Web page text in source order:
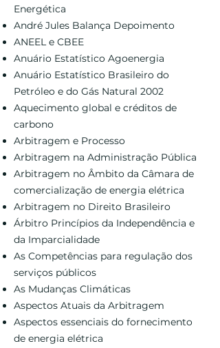
Energética
André Jules Balança Depoimento
ANEEL e CBEE
Anuário Estatístico Agoenergia
Anuário Estatístico Brasileiro do
Petróleo e do Gás Natural 2002
Aquecimento global e créditos de
carbono
Arbitragem e Processo
Arbitragem na Administração Pública
Arbitragem no Âmbito da Câmara de
comercialização de energia elétrica
Arbitragem no Direito Brasileiro
Árbitro Princípios da Independência e
da Imparcialidade
As Competências para regulação dos
serviços públicos
As Mudanças Climáticas
Aspectos Atuais da Arbitragem
Aspectos essenciais do fornecimento
de energia elétrica